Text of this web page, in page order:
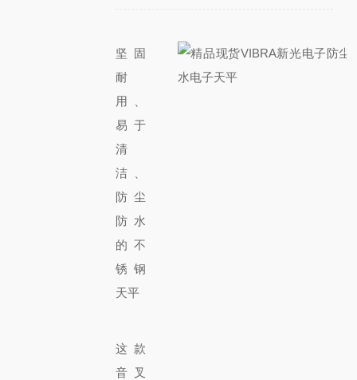
坚固
耐
用、
易于
清
洁、
防尘
防水
的不
锈钢
天平
这款
音叉